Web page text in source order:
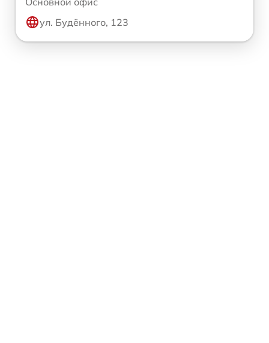
ул. Будённого, 123